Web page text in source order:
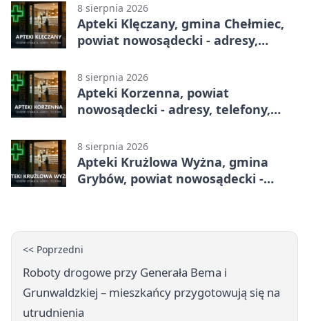
8 sierpnia 2026
Apteki Klęczany, gmina Chełmiec,
powiat nowosądecki - adresy,
8 sierpnia 2026
Apteki Korzenna, powiat
nowosądecki - adresy, telefony,
8 sierpnia 2026
Apteki Krużlowa Wyżna, gmina
Grybów, powiat nowosądecki -
<< Poprzedni
Roboty drogowe przy Generała Bema i
Grunwaldzkiej – mieszkańcy przygotowują się na
utrudnienia